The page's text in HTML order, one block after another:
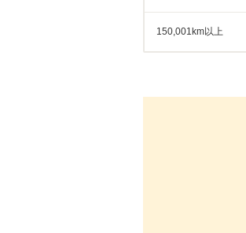
150,001km以上